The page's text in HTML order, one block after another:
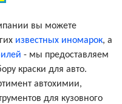
вы можете
известных иномарок, а
- мы предоставляем
краски для авто.
автохимии,
для кузовного